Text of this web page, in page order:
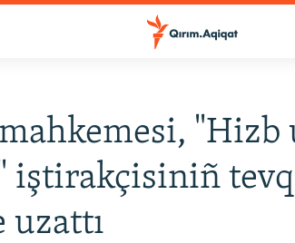
mahkemesi,
iştirakçisiniñ
uzattı